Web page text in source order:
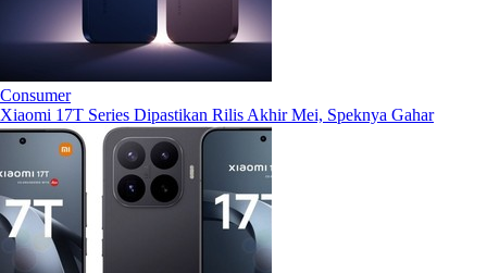
Consumer
Xiaomi 17T Series Dipastikan Rilis Akhir Mei, Speknya Gahar